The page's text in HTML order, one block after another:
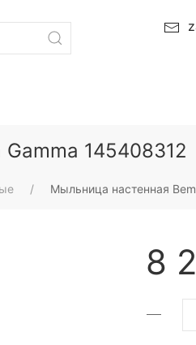
145408312
Мыльница настенная
8